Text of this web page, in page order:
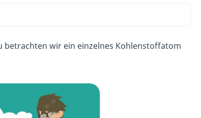
betrachten wir ein einzelnes Kohlenstoffatom